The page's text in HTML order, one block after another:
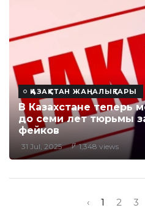
ҚАЗАҚСТАН ЖАҢАЛЫҚТАРЫ
В Казахстане теперь
до семи лет тюрьмы
фейков
31 Jul, 2025 1,348 views
‹ 1 2 3